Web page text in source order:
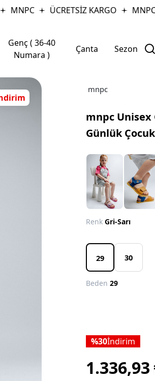
MNPC ÜCRETSİZ KARGO MNPC
Genç ( 36-40
Numara )
Çanta Sezon
mnpc
mnpc Unisex
Günlük
RenkGri-Sarı
29 30
Beden29
30İndirim
1.336,93